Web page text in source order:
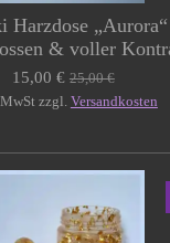
Harzdose
& voller
15,00 € 25,00 €
zzgl. Versandkosten